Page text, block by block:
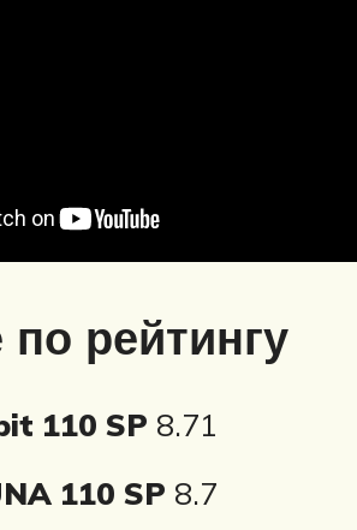
рейтингу
110 SP 8.71
110 SP 8.7